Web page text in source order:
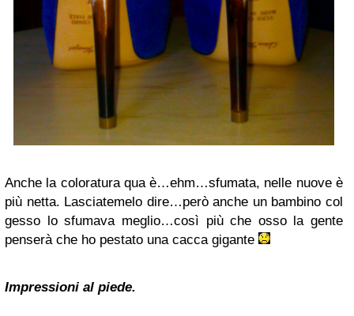
Anche la coloratura qua è…ehm…sfumata, nelle nuove è
più netta. Lasciatemelo dire…però anche un bambino col
gesso lo sfumava meglio…così più che osso la gente
penserà che ho pestato una cacca gigante
Impressioni al piede.